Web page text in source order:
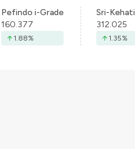
Pefindo i-Grade
160.377
1.88%
Sri-Kehati
312.025
1.35%